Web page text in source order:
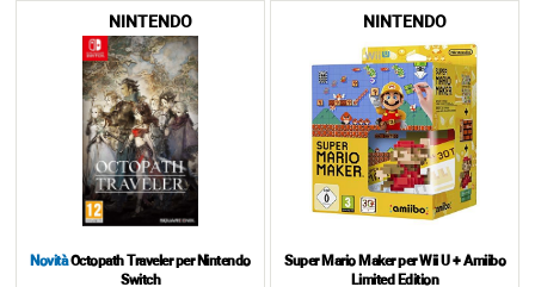
NINTENDO
Novità Octopath Traveler per Nintendo
Switch
NINTENDO
Super Mario Maker per Wii U + Amiibo
Limited Edition